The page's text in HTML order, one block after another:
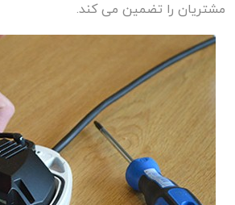
مشتریان را تضمین می کند.